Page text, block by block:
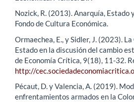
Nozick, R. (2013). Anarquía, Estado
Fondo de Cultura Económica.
Ormaechea, E., y Sidler, J. (2023).
Estado en la discusión del cambio
de Economía Crítica, 9(18), 11-32.
http://
Pécaut, D. y Valencia, A. (2019).
enfrentamientos armados en la